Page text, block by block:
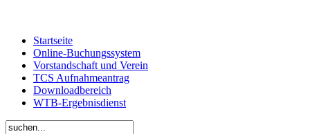
Startseite
Online-Buchungssystem
Vorstandschaft und Verein
TCS Aufnahmeantrag
Downloadbereich
WTB-Ergebnisdienst